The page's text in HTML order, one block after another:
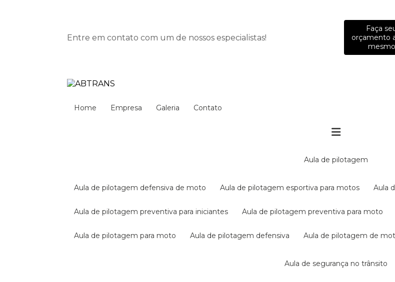
Entre em contato com um de nossos especialistas!
Faça
orçamento
mesmo
Home Empresa Galeria Contato
aula de pilotagem
aula de pilotagem defensiva de moto aula de pilotagem esportiva para motos aula
aula de pilotagem preventiva para iniciantes aula de pilotagem preventiva para moto
aula de pilotagem para moto aula de pilotagem defensiva aula de pilotagem de
aula de segurança no trânsito